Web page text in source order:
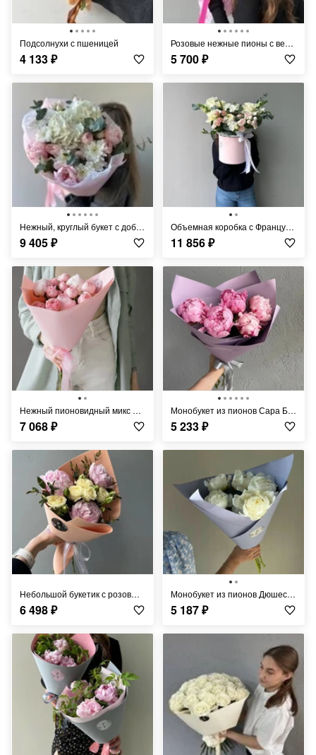
Подсолнухи с пшеницей
4 133₽
Розовые нежные пионы с веточками эвкалипта FT1445
5 700₽
Нежный, круглый букет с добавлением белой гортензии FT1448
9 405₽
Объемная коробка с Французской розой и Фрезией FT487
11 856₽
Нежный пионовидный микс FT028
7 068₽
Монобукет из пионов Сара Бернар
5 233₽
Небольшой букетик с розовыми пионами FT039
6 498₽
Монобукет из пионов Дюшес де Немур FT013
5 187₽